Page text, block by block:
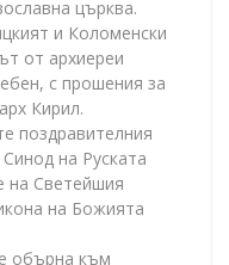
църква.
и Коломенски
от архиереи
с прошения за
Кирил.
поздравителния
на Руската
на Светейшия
на Божията
обърна към